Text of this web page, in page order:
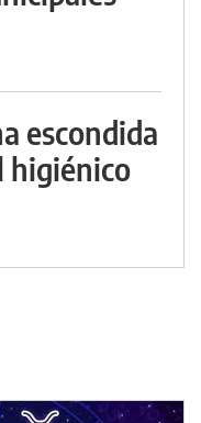
escondida
higiénico